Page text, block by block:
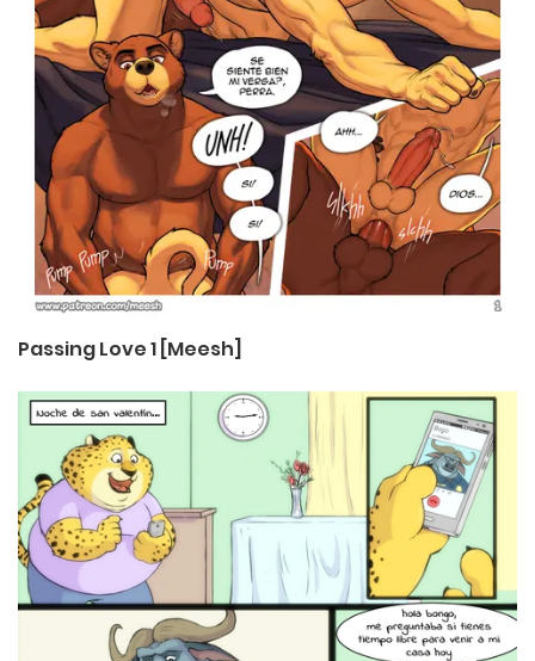
Passing Love 1 [Meesh]